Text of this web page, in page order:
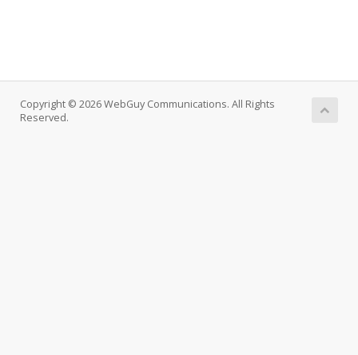
Copyright © 2026 WebGuy Communications. All Rights
Reserved.